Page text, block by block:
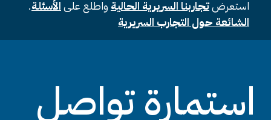
.
استعرضتجاربنا السريرية الحالية واطلع علىالأسئلة
الشائعة حول التجارب السريرية
استمارة تواصل